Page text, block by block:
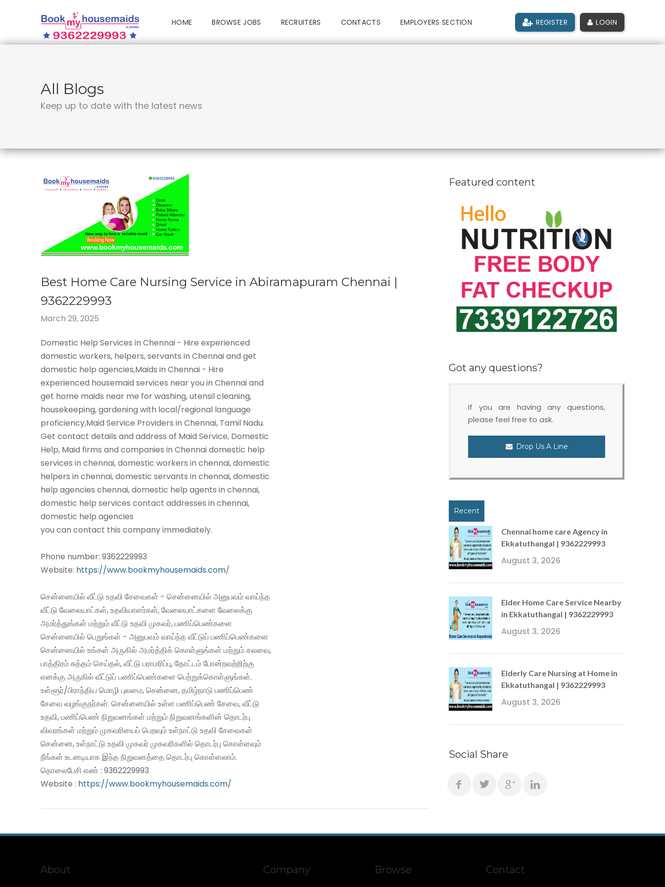
HOME BROWSE JOBS RECRUITERS CONTACTS EMPLOYERS SECTION REGISTER LOGIN
All Blogs
Keep up to date with the latest news
Best Home Care Nursing Service in Abiramapuram Chennai |
9362229993
March 29, 2025
Domestic Help Services in Chennai - Hire experienced
domestic workers, helpers, servants in Chennai and get
domestic help agencies,Maids in Chennai - Hire
experienced housemaid services near you in Chennai and
get home maids near me for washing, utensil cleaning,
housekeeping, gardening with local/regional language
proficiency,Maid Service Providers in Chennai, Tamil Nadu.
Get contact details and address of Maid Service, Domestic
Help, Maid firms and companies in Chennai domestic help
services in chennai, domestic workers in chennai, domestic
helpers in chennai, domestic servants in chennai, domestic
help agencies chennai, domestic help agents in chennai,
domestic help services contact addresses in chennai,
domestic help agencies
you can contact this company immediately.
Phone number: 9362229993
Website: https://www.bookmyhousemaids.com/
சென்னையில் வீட்டு உதவி சேவைகள் - சென்னையில் அனுபவம் வாய்ந்த
வீட்டு வேலையாட்கள், உதவியாளர்கள், வேலையாட்களை வேலைக்கு
அமர்த்துங்கள் மற்றும் வீட்டு உதவி முகவர், பணிப்பெண்களை
சென்னையில் பெறுங்கள் - அனுபவம் வாய்ந்த வீட்டுப் பணிப்பெண்களை
சென்னையில் உங்கள் அருகில் அமர்த்திக் கொள்ளுங்கள் மற்றும் சலவை,
பாத்திரம் சுத்தம் செய்தல், வீட்டு பராமரிப்பு, தோட்டம் போன்றவற்றிற்கு
எனக்கு அருகில் வீட்டுப் பணிப்பெண்களை பெற்றுக்கொள்ளுங்கள்.
உள்ளூர்/பிராந்திய மொழி புலமை, சென்னை, தமிழ்நாடு பணிப்பெண்
சேவை வழங்குநர்கள். சென்னையில் உள்ள பணிப்பெண் சேவை, வீட்டு
உதவி, பணிப்பெண் நிறுவனங்கள் மற்றும் நிறுவனங்களின் தொடர்பு
விவரங்கள் மற்றும் முகவரியைப் பெறவும் உள்நாட்டு உதவி சேவைகள்
சென்னை, உள்நாட்டு உதவி முகவர் முகவரிகளில் தொடர்பு கொள்ளவும்
நீங்கள் உடனடியாக இந்த நிறுவனத்தை தொடர்பு கொள்ளலாம்.
தொலைபேசி எண் : 9362229993
Website : https://www.bookmyhousemaids.com/
Featured content
Got any questions?
If you are having any questions,
please feel free to ask.
Drop Us A Line
Recent
Chennai home care Agency in
Ekkatuthangal | 9362229993
August 3, 2026
Elder Home Care Service Nearby
in Ekkatuthangal | 9362229993
August 3, 2026
Elderly Care Nursing at Home in
Ekkatuthangal | 9362229993
August 3, 2026
Social Share
About Company Browse Contact